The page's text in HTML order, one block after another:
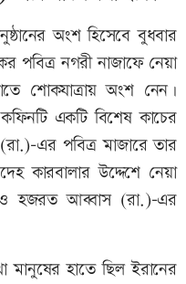
অংশ হিসেবে বুধবার
পবিত্র নগরী নাজাফে নেয়া
শোকযাত্রায় অংশ নেন।
একটি বিশেষ কাচের
এর পবিত্র মাজারে তার
কারবালার উদ্দেশে নেয়া
হজরত আব্বাস (রা.)-এর
মানুষের হাতে ছিল ইরানের